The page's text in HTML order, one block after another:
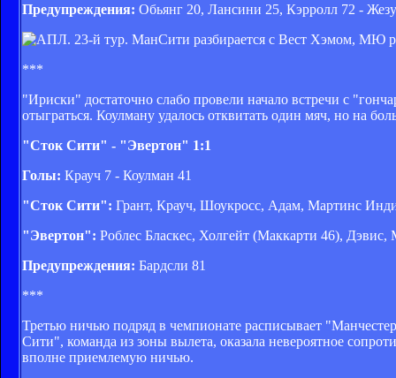
Предупреждения: Обьянг 20, Лансини 25, Кэрролл 72 -
***
"Ириски" достаточно слабо провели начало встречи с
отыграться. Коулману удалось отквитать один мяч, но на
"Сток Сити" - "Эвертон" 1:1
Голы: Крауч 7 - Коулман 41
"Сток Сити": Грант, Крауч, Шоукросс, Адам, Мартинс
"Эвертон": Роблес Бласкес, Холгейт (Маккарти 46),
Предупреждения: Бардсли 81
***
Третью ничью подряд в чемпионате расписывает
Сити", команда из зоны вылета, оказала невероятное
вполне приемлемую ничью.